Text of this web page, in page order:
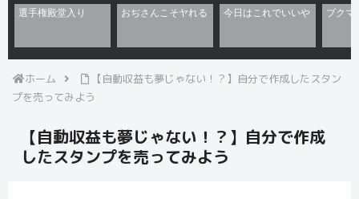
ホーム
【自動収益も夢じゃない！？】自分で作成したスタン
プを売ってみよう
【自動収益も夢じゃない！？】自分で作成
したスタンプを売ってみよう